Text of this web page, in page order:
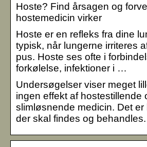
Hoste? Find årsagen og
hostemedicin virker
Hoste er en refleks fra dine
typisk, når lungerne irriteres
pus. Hoste ses ofte i
forkølelse, infektioner i …
Undersøgelser viser meget
ingen effekt af hostestillende
slimløsnende medicin. Det
der skal findes og behandles.